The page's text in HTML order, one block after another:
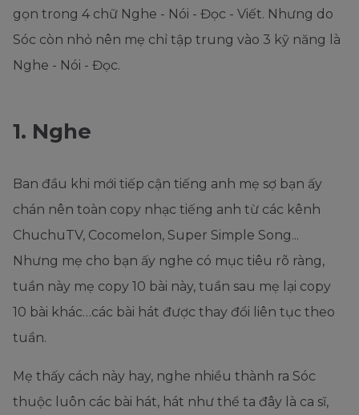
gọn trong 4 chữ Nghe - Nói - Đọc - Viết. Nhưng do
Sóc còn nhỏ nên mẹ chỉ tập trung vào 3 kỹ năng là
Nghe - Nói - Đọc.
1. Nghe
Ban đầu khi mới tiếp cận tiếng anh mẹ sợ bạn ấy
chán nên toàn copy nhạc tiếng anh từ các kênh
ChuchuTV, Cocomelon, Super Simple Song...
Nhưng mẹ cho bạn ấy nghe có mục tiêu rõ ràng,
tuần này mẹ copy 10 bài này, tuần sau mẹ lại copy
10 bài khác…các bài hát được thay đổi liên tục theo
tuần.
Mẹ thấy cách này hay, nghe nhiều thành ra Sóc
thuộc luôn các bài hát, hát như thể ta đây là ca sĩ,